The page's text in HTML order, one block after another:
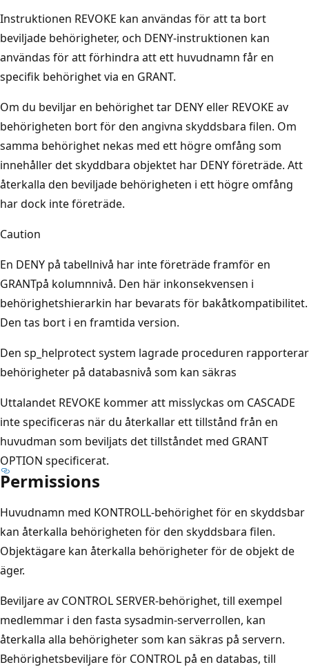
Instruktionen REVOKE kan användas för att ta bort
beviljade behörigheter, och DENY-instruktionen kan
användas för att förhindra att ett huvudnamn får en
specifik behörighet via en GRANT.
Om du beviljar en behörighet tar DENY eller REVOKE av
behörigheten bort för den angivna skyddsbara filen. Om
samma behörighet nekas med ett högre omfång som
innehåller det skyddbara objektet har DENY företräde. Att
återkalla den beviljade behörigheten i ett högre omfång
har dock inte företräde.
Caution
En DENY på tabellnivå har inte företräde framför en
GRANTpå kolumnnivå. Den här inkonsekvensen i
behörighetshierarkin har bevarats för bakåtkompatibilitet.
Den tas bort i en framtida version.
Den sp_helprotect system lagrade proceduren rapporterar
behörigheter på databasnivå som kan säkras
Uttalandet REVOKE kommer att misslyckas om CASCADE
inte specificeras när du återkallar ett tillstånd från en
huvudman som beviljats det tillståndet med GRANT
OPTION specificerat.
Permissions
Huvudnamn med KONTROLL-behörighet för en skyddsbar
kan återkalla behörigheten för den skyddsbara filen.
Objektägare kan återkalla behörigheter för de objekt de
äger.
Beviljare av CONTROL SERVER-behörighet, till exempel
medlemmar i den fasta sysadmin-serverrollen, kan
återkalla alla behörigheter som kan säkras på servern.
Behörighetsbeviljare för CONTROL på en databas, till